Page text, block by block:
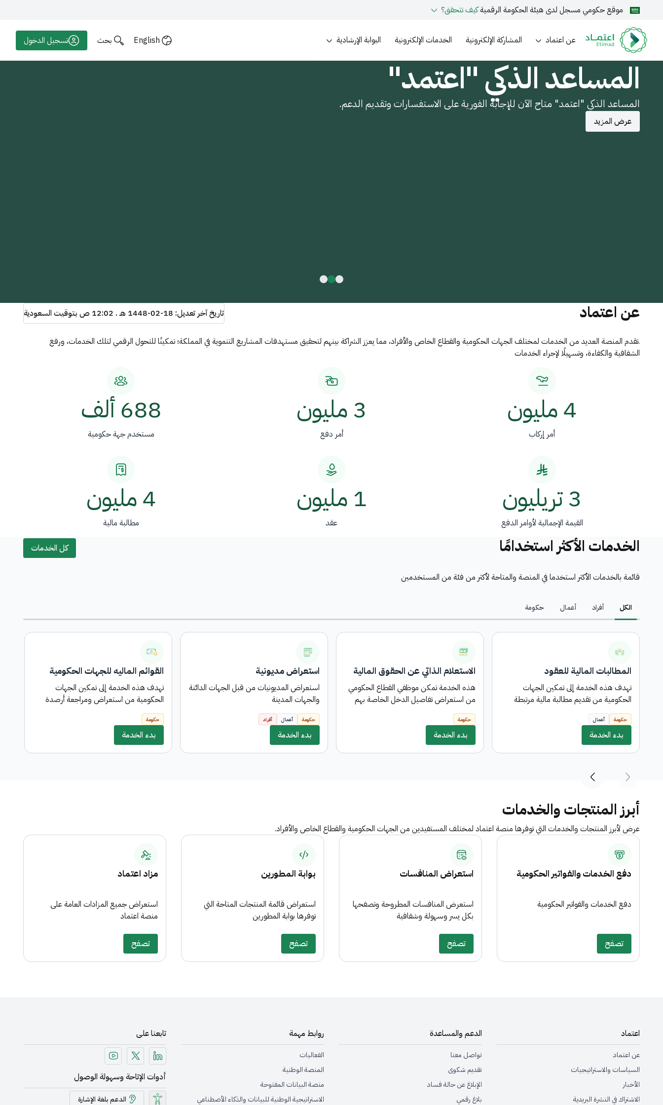
موقع حكومي مسجل لدى هيئة الحكومة الرقميةكيف تتحقق؟
عن اعتماد المشاركة الإلكترونية الخدمات الإلكترونية البوابة الإرشادية English بحث تسجيل الدخول
المساعد الذكي "اعتمد"
المساعد الذكي "اعتمد" متاح الآن للإجابة الفورية على الاستفسارات وتقديم الدعم.
عرض المزيد
عن اعتماد تاريخ آخر تعديل: 1448-02-18 هـ . 12:02 ص بتوقيت السعودية
.تقدم المنصة العديد من الخدمات لمختلف الجهات الحكومية والقطاع الخاص والأفراد، مما يعزز الشراكة بينهم لتحقيق مستهدفات المشاريع التنموية في المملكة؛ تمكينًا للتحول الرقمي لتلك الخدمات، ورفع
الشفافية والكفاءة، وتسهيلًا لإجراء الخدمات
4 مليون
أمر إركاب
3 مليون
أمر دفع
688 ألف
مستخدم جهة حكومية
3 تريليون
القيمة الإجمالية لأوامر الدفع
1 مليون
عقد
4 مليون
مطالبة مالية
الخدمات الأكثر استخدامًا كل الخدمات
قائمة بالخدمات الأكثر استخدما في المنصة والمتاحة لأكثر من فئة من المستخدمين
الكل أفراد أعمال حكومة
المطالبات المالية للعقود
تهدف هذه الخدمة إلى تمكين الجهات
الحكومية من تقديم مطالبة مالية مرتبطة
بعقد معين بالعملة المحلية مع إمكانية إختيار
طريقة التحويل المناسبة ، وتمر هذه المطالبة
بثلاث مراحل تمثل دورة الإعتمادات
المستندية (مطالبة مالية ، أمر صرف ، أمر
الموافقات اللازمة بحسب الحوكمة المعتمدة.
حكومة أعمال
بدء الخدمة
الاستعلام الذاتي عن الحقوق المالية
هذه الخدمة تمكن موظفي القطاع الحكومي
من استعراض تفاصيل الدخل الخاصة بهم
والمستلمة من الجهات الحكومية بشكل
مسيرات حقوق مالية: مسيرات الرواتب و
مسيرات الحقوق المالية أخرى
حكومة
بدء الخدمة
استعراض مديونية
استعراض المديونيات من قبل الجهات الدائنة
والجهات المدينة
حكومة أعمال أفراد
بدء الخدمة
القوائم الماليه للجهات الحكومية
تهدف هذه الخدمة إلى تمكين الجهات
الحكومية من استعراض ومراجعة أرصدة
الحسابات و عمل التسويات اللازمه لتمكين
إعداد الحساب الختامي للدولة
حكومة
بدء الخدمة
أبرز المنتجات والخدمات
عرض لأبرز المنتجات والخدمات التي توفرها منصة اعتماد لمختلف المستفيدين من الجهات الحكومية والقطاع الخاص والأفراد.
دفع الخدمات والفواتير الحكومية
دفع الخدمات والفواتير الحكومية
تصفح
استعراض المنافسات
استعرض المنافسات المطروحة وتصفحها
بكل يسر وسهولة وشفافية
تصفح
بوابة المطورين
استعراض قائمة المنتجات المتاحة التي
توفرها بوابة المطورين
تصفح
مزاد اعتماد
استعراض جميع المزادات العامة على
منصة اعتماد
تصفح
اعتماد
عن اعتماد
السياسات والاستراتيجيات
الأخبار
الاشتراك في النشرة البريدية
الدعم والمساعدة
تواصل معنا
تقديم شكوى
الإبلاغ عن حالة فساد
بلاغ رقمي
روابط مهمة
الفعاليات
المنصة الوطنية
منصة البيانات المفتوحة
الاستراتيجية الوطنية للبيانات والذكاء الأصطناعي
تابعنا على
أدوات الإتاحة وسهولة الوصول
الدعم بلغة الإشارة